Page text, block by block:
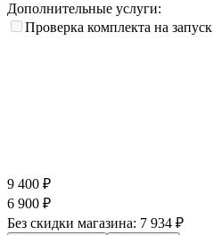
Дополнительные услуги:
Проверка комплекта на запуск
9 400 ₽
6 900 ₽
Без скидки магазина: 7 934 ₽